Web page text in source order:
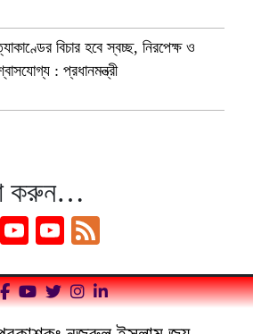
বিচার হবে স্বচ্ছ, নিরপেক্ষ ও
: প্রধানমন্ত্রী
করুন…
TwitterYouTube
YouTube